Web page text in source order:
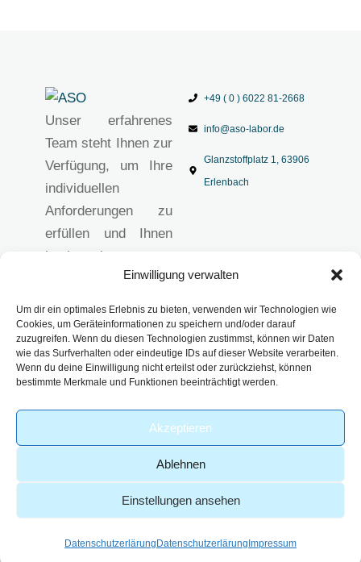
Einwilligung verwalten
Um dir ein optimales Erlebnis zu bieten, verwenden wir Technologien wie
Cookies, um Geräteinformationen zu speichern und/oder darauf
zuzugreifen. Wenn du diesen Technologien zustimmst, können wir Daten
wie das Surfverhalten oder eindeutige IDs auf dieser Website verarbeiten.
Wenn du deine Einwilligung nicht erteilst oder zurückziehst, können
bestimmte Merkmale und Funktionen beeinträchtigt werden.
Akzeptieren
Ablehnen
Einstellungen ansehen
Datenschutzerlärung Datenschutzerlärung Impressum
Unser erfahrenes
Team steht Ihnen zur
Verfügung, um Ihre
individuellen
Anforderungen zu
erfüllen und Ihnen
hochwertige
anzubieten.
Impressum
Datenschutzerklärun
AGB
+49 ( 0 ) 6022 81-2668
info@aso-labor.de
Glanzstoffplatz 1, 63906
Erlenbach
© 2026 – Analytik Service
| Part of
-Webdesign von